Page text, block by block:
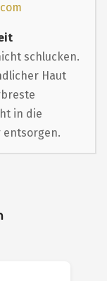
schlucken.
Haut
in die
entsorgen.